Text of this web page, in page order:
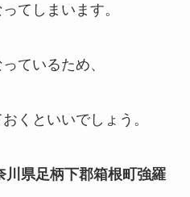
てしまいます。
ているため、
くといいでしょう。
県足柄下郡箱根町強羅